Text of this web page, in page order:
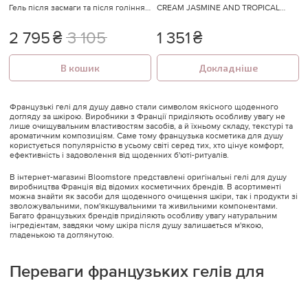
Гель після засмаги та після гоління
2 795₴ 3 105
В кошик
CREAM JASMINE AND TROPICAL
для душу з ароматом чампаки та
тропічних фруктів
1 351₴
Докладніше
Французькі гелі для душу давно стали символом якісного щоденного
догляду за шкірою. Виробники з Франції приділяють особливу увагу не
лише очищувальним властивостям засобів, а й їхньому складу, текстурі та
ароматичним композиціям. Саме тому французька косметика для душу
користується популярністю в усьому світі серед тих, хто цінує комфорт,
ефективність і задоволення від щоденних б'юті-ритуалів.
В інтернет-магазині Bloomstore представлені оригінальні гелі для душу
виробництва Франція від відомих косметичних брендів. В асортименті
можна знайти як засоби для щоденного очищення шкіри, так і продукти зі
зволожувальними, пом'якшувальними та живильними компонентами.
Багато французьких брендів приділяють особливу увагу натуральним
інгредієнтам, завдяки чому шкіра після душу залишається м'якою,
гладенькою та доглянутою.
Переваги французьких гелів для